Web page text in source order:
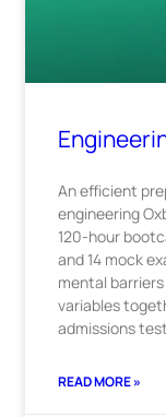
An efficient
engineering
120-hour
and 14 mock
mental
variables
admissions
READ MORE »